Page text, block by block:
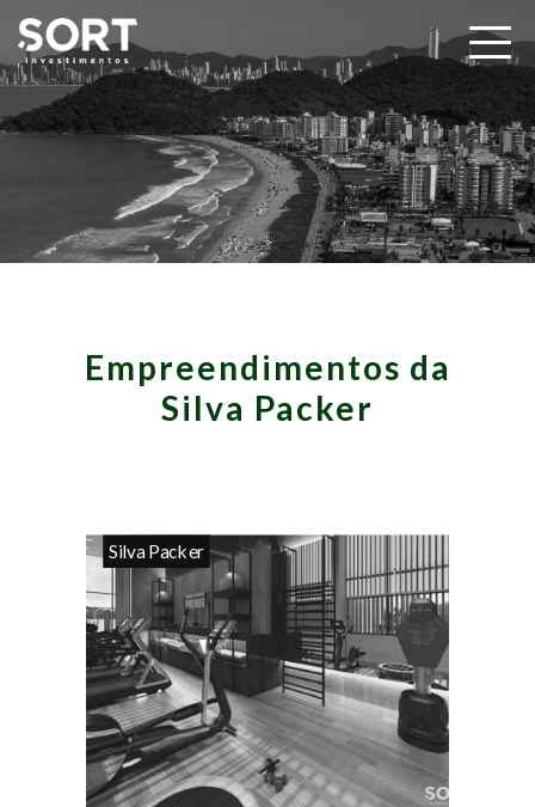
Empreendimentos da
Silva Packer
Silva Packer